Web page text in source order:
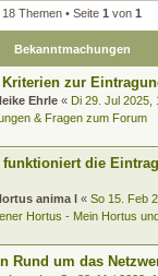
18 Themen • Seite 1 von 1
Bekanntmachungen
zur
Ehrle « Di 29. Jul 2025,
& Fragen zum Forum
funktioniert die
anima l « So 15. Feb
Hortus - Mein Hortus
Rund um das